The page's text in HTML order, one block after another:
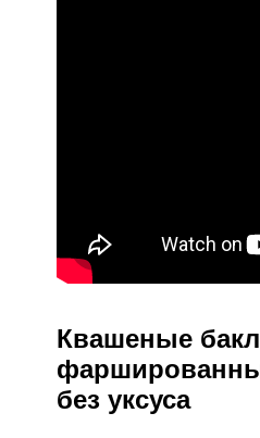
Квашеные
без уксуса